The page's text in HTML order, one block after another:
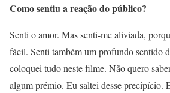
Como sentiu a reação do público?
Senti o amor. Mas senti-me aliviada,
fácil. Senti também um profundo sentido
coloquei tudo neste filme. Não quero
algum prémio. Eu saltei desse precipício.